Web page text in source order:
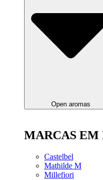
Open aromas
MARCAS EM
Castelbel
Mathilde M
Millefiori